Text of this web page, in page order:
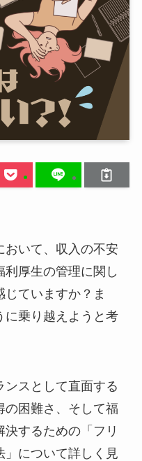
おいて、収入の不安
厚生の管理に関し
ていますか？ま
に乗り越えようと考
ンスとして直面する
の困難さ、そして福
するための「フリ
」について詳しく見